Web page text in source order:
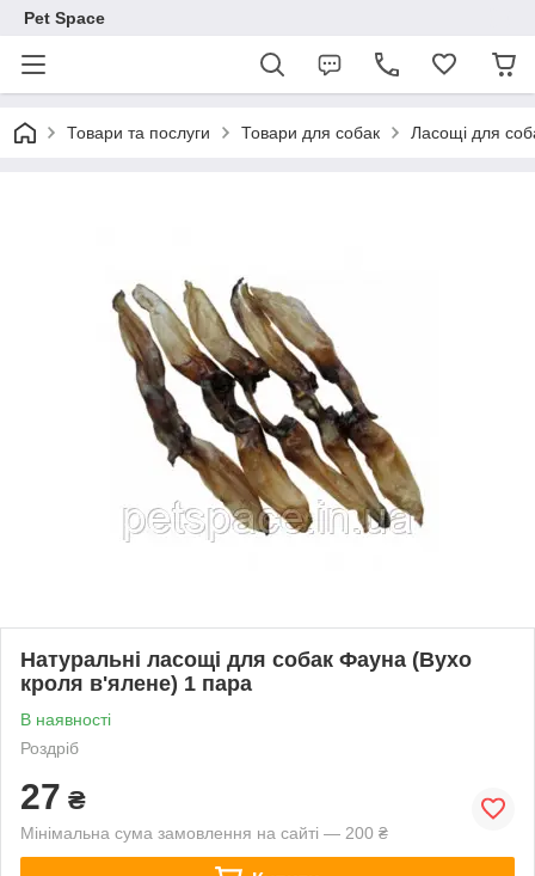
Pet Space
Товари та послуги Товари для собак Ласощі для
Натуральні ласощі для собак Фауна (Вухо
кроля в'ялене) 1 пара
В наявності
Роздріб
27 ₴
Мінімальна сума замовлення на сайті — 200 ₴